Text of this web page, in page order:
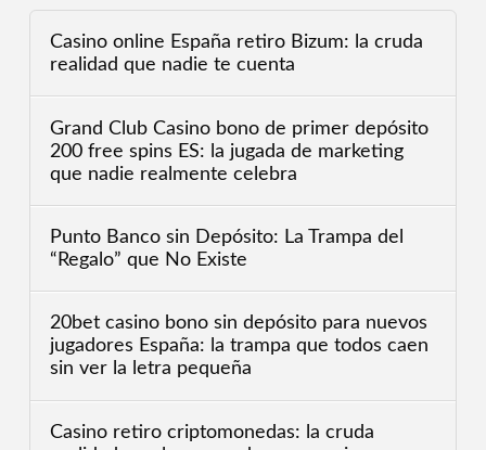
Casino online España retiro Bizum: la cruda
realidad que nadie te cuenta
Grand Club Casino bono de primer depósito
200 free spins ES: la jugada de marketing
que nadie realmente celebra
Punto Banco sin Depósito: La Trampa del
“Regalo” que No Existe
20bet casino bono sin depósito para nuevos
jugadores España: la trampa que todos caen
sin ver la letra pequeña
Casino retiro criptomonedas: la cruda